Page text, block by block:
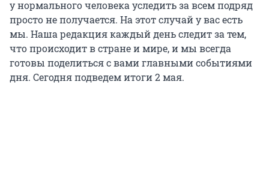
у нормального человека уследить за всем подряд
просто не получается. На этот случай у вас есть
мы. Наша редакция каждый день следит за тем,
что происходит в стране и мире, и мы всегда
готовы поделиться с вами главными событиями
дня. Сегодня подведем итоги 2 мая.